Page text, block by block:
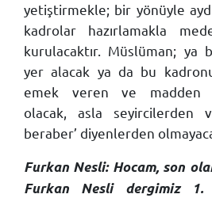
yetiştirmekle; bir yönüyle
kadrolar hazırlamakla
kurulacaktır. Müslüman; ya
yer alacak ya da bu
emek veren ve madden
olacak, asla seyircilerden
beraber’ diyenlerden
Furkan Nesli: Hocam, son
Furkan Nesli dergimiz 1.